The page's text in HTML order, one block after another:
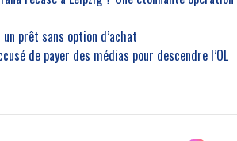
prêt sans option d’achat
de payer des médias pour descendre l’OL